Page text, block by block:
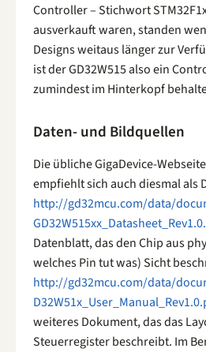
Controller – Stichwort
ausverkauft waren, standen
Designs weitaus länger zur
ist der GD32W515 also ein
zumindest im Hinterkopf
Daten- und Bildquellen
Die übliche GigaDevice-Webseite
empfiehlt sich auch diesmal als
http://gd32mcu.com/data/
Datenblatt, das den Chip aus
welches Pin tut was) Sicht
http://gd32mcu.com/data/
weiteres Dokument, das das
Steuerregister beschreibt. Im